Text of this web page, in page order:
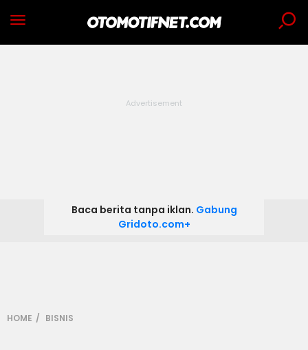
Baca berita tanpa iklan. Gabung
Gridoto.com+
HOME BISNIS